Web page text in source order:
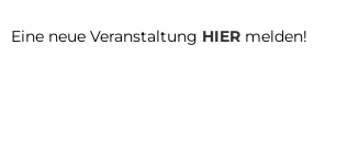
Eine neue Veranstaltung HIER melden!